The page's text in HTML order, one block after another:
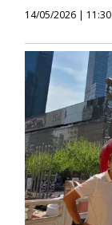
14/05/2026 | 11:30